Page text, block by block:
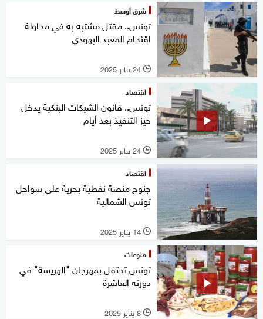
شرق أوسط
تونس.. مقتل مشتبه به في محاولة
اقتحام المعبد اليهودي
l 24 يناير 2025
اقتصاد
تونس.. قانون الشيكات البنكية يدخل
حيز التنفيذ بعد أيام
l 24 يناير 2025
اقتصاد
جنوح منصة نفطية بحرية على سواحل
تونس الشمالية
l 14 يناير 2025
منوعات
تونس تحتفل بمهرجان "الهريسة" في
دورته العاشرة
l 8 يناير 2025